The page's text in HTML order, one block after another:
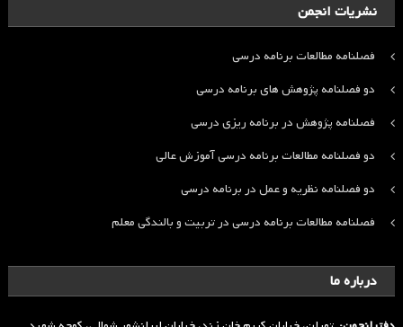
نشریات انجمن
فصلنامه مطالعات برنامه درسی
دو فصلنامه پژوهش های برنامه درسی
فصلنامه پژوهش در برنامه ریزی درسی
دو فصلنامه مطالعات برنامه درسی آموزش عالی
دو فصلنامه نظریه و عمل در برنامه درسی
فصلنامه مطالعات برنامه درسی در تربیت و بالندگی معلم
درباره ما